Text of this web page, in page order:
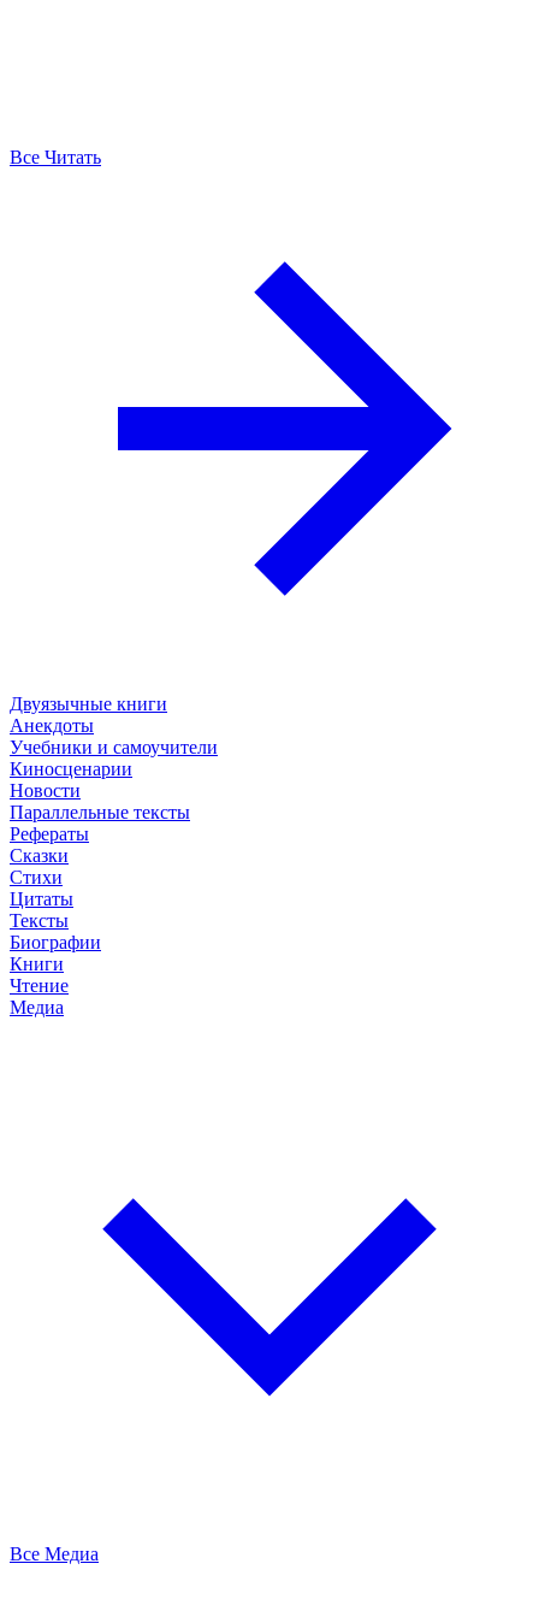
Все Читать
Двуязычные книги
Анекдоты
Учебники и самоучители
Киносценарии
Новости
Параллельные тексты
Рефераты
Сказки
Стихи
Цитаты
Тексты
Биографии
Книги
Чтение
Медиа
Все Медиа